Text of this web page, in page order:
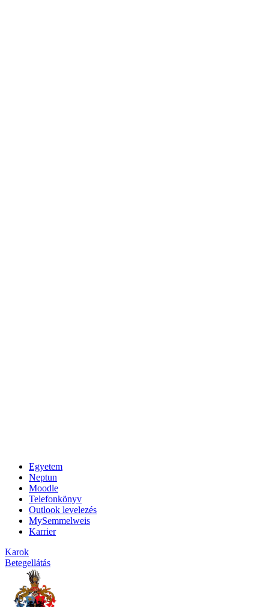
Egyetem
Neptun
Moodle
Telefonkönyv
Outlook levelezés
MySemmelweis
Karrier
Karok
Betegellátás